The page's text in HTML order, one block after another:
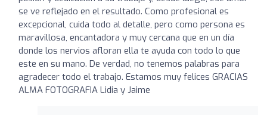
se ve reflejado en el resultado. Como profesional es
excepcional, cuida todo al detalle, pero como persona es
maravillosa, encantadora y muy cercana que en un día
donde los nervios afloran ella te ayuda con todo lo que
este en su mano. De verdad, no tenemos palabras para
agradecer todo el trabajo. Estamos muy felices GRACIAS
ALMA FOTOGRAFIA Lidia y Jaime